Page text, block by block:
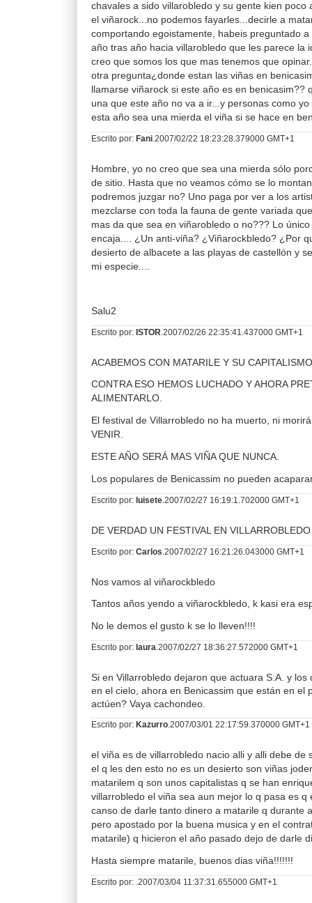
chavales a sido villarobledo y su gente kien poco
el viñarock...no podemos fayarles...decirle a
comportando egoistamente, habeis preguntado
año tras año hacia villarobledo que les parece la
creo que somos los que mas tenemos que
otra pregunta¿donde estan las viñas en
llamarse viñarock si este año es en benicasim??
una que este año no va a ir...y personas como
esta año sea una mierda el viña si se hace en
Escrito por: Fani .2007/02/22 18:23:28.379000 GMT+1
Hombre, yo no creo que sea una mierda sólo
de sitio. Hasta que no veamos cómo se lo
podremos juzgar no? Uno paga por ver a los
mezclarse con toda la fauna de gente variada
mas da que sea en viñarobledo o no??? Lo
encaja.... ¿Un anti-viña? ¿Viñarockbledo? ¿Por
desierto de albacete a las playas de castellón y
mi especie....
Salu2
Escrito por: ISTOR .2007/02/26 22:35:41.437000 GMT+1
ACABEMOS CON MATARILE Y SU
CONTRA ESO HEMOS LUCHADO Y AHORA
ALIMENTARLO.
El festival de Villarrobledo no ha muerto, ni
VENIR.
ESTE AÑO SERÁ MAS VIÑA QUE NUNCA.
Los populares de Benicassim no pueden
Escrito por: luisete .2007/02/27 16:19:1.702000 GMT+1
DE VERDAD UN FESTIVAL EN
Escrito por: Carlos .2007/02/27 16:21:26.043000 GMT+1
Nos vamos al viñarockbledo
Tantos años yendo a viñarockbledo, k kasi era
No le demos el gusto k se lo lleven!!!!
Escrito por: laura .2007/02/27 18:36:27.572000 GMT+1
Si en Villarrobledo dejaron que actuara S.A. y los
en el cielo, ahora en Benicassim que están en el
actúen? Vaya cachondeo.
Escrito por: Kazurro .2007/03/01 22:17:59.370000 GMT+1
el viña es de villarrobledo nacio alli y alli debe de
el q les den esto no es un desierto son viñas
matarilem q son unos capitalistas q se han
villarrobledo el viña sea aun mejor lo q pasa es q
canso de darle tanto dinero a matarile q durante
pero apostado por la buena musica y en el
matarile) q hicieron el año pasado dejo de darle
Hasta siempre matarile, buenos dias viña!!!!!!!
Escrito por: .2007/03/04 11:37:31.655000 GMT+1